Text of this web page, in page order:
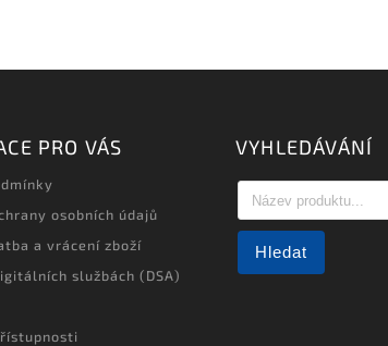
PRO VÁS
osobních údajů
a vrácení zboží
službách (DSA)
VYHLEDÁVÁNÍ
Hledat